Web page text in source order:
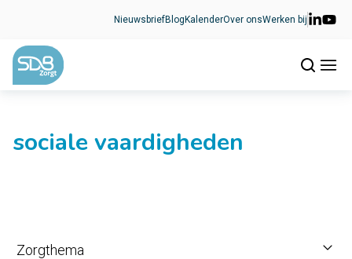
NieuwsbriefBlog KalenderOver onsWerken bij
sociale vaardigheden
Zorgthema